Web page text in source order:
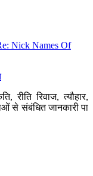
Nick Names Of
रीति रिवाज, त्यौहार,
से संबंधित जानकारी पा